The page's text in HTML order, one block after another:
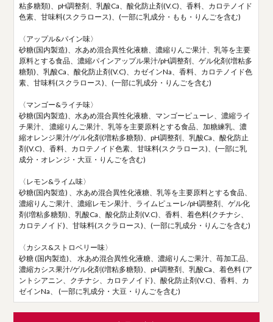
粘多糖類)、pH調整剤、乳酸Ca、酸化防止剤(V.C)、香料、カロテノイド
色素、甘味料(スクラロース)、(一部に乳成分・もも・りんごを含む)
〈アップル&パイン味〉
砂糖(国内製造)、水あめ混合異性化液糖、濃縮りんご果汁、乳等を主要
原料とする食品、濃縮パインアップル果汁/pH調整剤、ゲル化剤(増粘多
糖類)、乳酸Ca、酸化防止剤(V.C)、カゼインNa、香料、カロテノイド色
素、甘味料(スクラロース)、(一部に乳成分・りんごを含む)
〈マンゴー&ライチ味〉
砂糖(国内製造)、水あめ混合異性化液糖、マンゴーピューレ、濃縮ライ
チ果汁、 濃縮りんご果汁、乳等を主要原料とする食品、加糖練乳、濃
縮オレンジ果汁/ゲル化剤(増粘多糖類)、pH調整剤、乳酸Ca、酸化防止
剤(V.C)、香料、カロテノイド色素、甘味料(スクラロース)、(一部に乳
成分・オレンジ・大豆・りんごを含む)
〈レモン&ライム味〉
砂糖(国内製造) 、水あめ混合異性化液糖、乳等を主要原料とする食品、
濃縮りんご果汁、濃縮レモン果汁、ライムピューレ/pH調整剤、ゲル化
剤(増粘多糖類)、乳酸Ca、酸化防止剤(V.C)、香料、着色料(クチナシ、
カロテノイド)、甘味料(スクラロース)、(一部に乳成分・りんごを含む)
〈カシス&ストロベリー味〉
砂糖 (国内製造)、 水あめ混合異性化液糖、濃縮りんご果汁、苺加工品、
濃縮カシス果汁/ゲル化剤(増粘多糖類)、pH調整剤、乳酸Ca、着色料 (ア
ントシアニン、クチナシ、カロテノイド)、酸化防止剤(V.C)、香料、カ
ゼインNa、 (一部に乳成分・大豆・りんごを含む)